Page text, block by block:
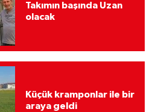
Takımın başında Uzan
olacak
Küçük kramponlar ile bir
araya geldi